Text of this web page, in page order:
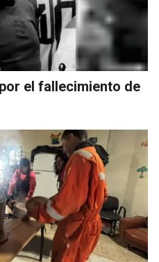
el fallecimiento de